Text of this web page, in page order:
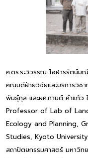
ศ.ดร.ระวิวรรณ โอฬารรัตน์
คณบดีฝ่ายวิจัยและบริการวิช
พันธุ์กุล และผศ.กานต์ คำแก้
Professor of Lab of
Ecology and Planning,
Studies, Kyoto
สถาปัตยกรรมศาสตร์ มหาวิท